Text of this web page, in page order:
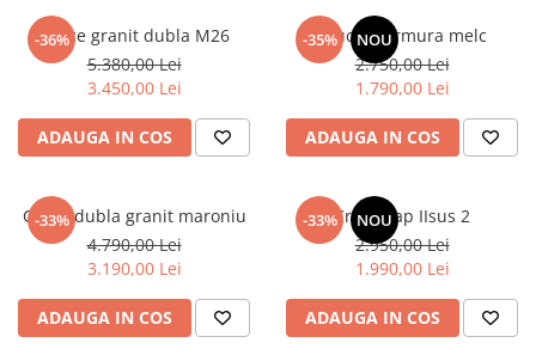
Placa memoriala
Placute ABS personalizate
Solutii intretinere granit si
marmura
-36%
Cruce granit dubla M26
5.380,00 Lei
3.450,00 Lei
ADAUGA IN COS
-35% NOU
Cruce marmura melc
2.750,00 Lei
1.790,00 Lei
ADAUGA IN COS
-33%
Cruce dubla granit maroniu
4.790,00 Lei
3.190,00 Lei
ADAUGA IN COS
-33% NOU
Cruce cap IIsus 2
2.950,00 Lei
1.990,00 Lei
ADAUGA IN COS